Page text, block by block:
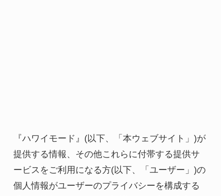
『ハワイモード』(以下、「本ウェブサイト」)が
提供する情報、その他これらに付帯する提供サ
ービスをご利用になる方(以下、「ユーザー」)の
個人情報がユーザーのプライバシーを構成する